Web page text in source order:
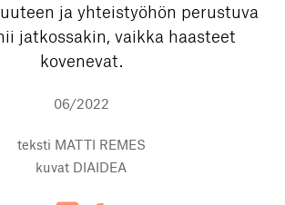
ja yhteistyöhön perustuva
jatkossakin, vaikka haasteet
kovenevat.
06/2022
teksti MATTI REMES
kuvat DIAIDEA